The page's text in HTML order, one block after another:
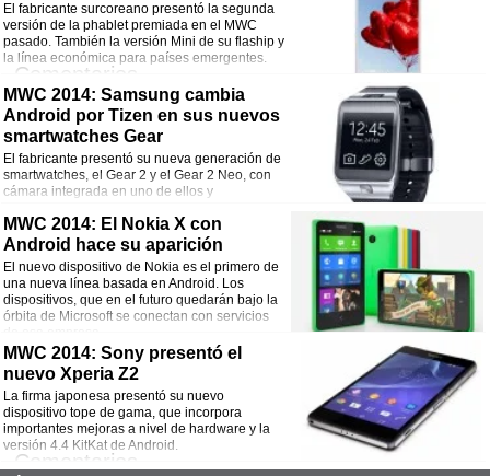
¡Comparte esta noticia!
Facebook
Twitter
WhatsApp
Email
El fabricante surcoreano presentó la segunda
versión de la phablet premiada en el MWC
pasado. También la versión Mini de su flaship y
la línea económica para países emergentes.
Comentarios
¡Comparte esta noticia!
Facebook
Twitter
WhatsApp
Email
MWC 2014: Samsung cambia
Android por Tizen en sus nuevos
smartwatches Gear
El fabricante presentó su nueva generación de
smartwatches, el Gear 2 y el Gear 2 Neo, con
cámara integrada en uno de ellos y
Comentarios
¡Comparte esta noticia!
Facebook
Twitter
WhatsApp
Email
MWC 2014: El Nokia X con
Android hace su aparición
El nuevo dispositivo de Nokia es el primero de
una nueva línea basada en Android. Los
dispositivos, que en el futuro quedarán bajo la
órbita de Microsoft se conectan con servicios
de esa empresa.
Comentarios
¡Comparte esta noticia!
Facebook
Twitter
WhatsApp
Email
MWC 2014: Sony presentó el
nuevo Xperia Z2
La firma japonesa presentó su nuevo
dispositivo tope de gama, que incorpora
importantes mejoras a nivel de hardware y la
versión 4.4 KitKat de Android.
Comentarios